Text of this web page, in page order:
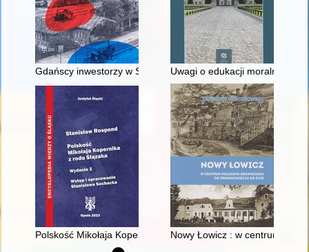
Gdańscy inwestorzy w Sopocie : prestiż finansowy i
Uwagi o edukacji moralnej
Polskość Mikołaja Kopernika z rodu ŚlązakaNowy Łowicz : w centrum